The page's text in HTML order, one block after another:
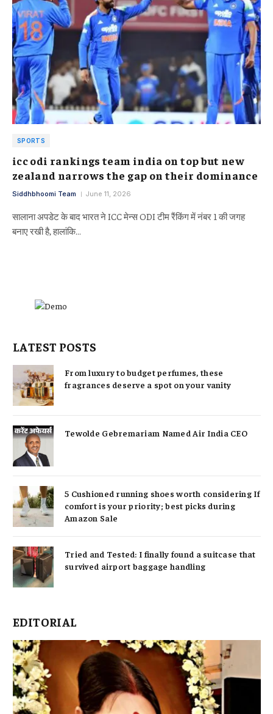
SPORTS
icc odi rankings team india on top but new
zealand narrows the gap on their dominance
Siddhbhoomi Team June 11, 2026
सालाना अपडेट के बाद भारत ने ICC मेन्स ODI टीम रैंकिंग में नंबर 1 की जगह
बनाए रखी है, हालांकि…
LATEST POSTS
From luxury to budget perfumes, these
fragrances deserve a spot on your vanity
Tewolde Gebremariam Named Air India CEO
5 Cushioned running shoes worth considering If
comfort is your priority; best picks during
Amazon Sale
Tried and Tested: I finally found a suitcase that
survived airport baggage handling
EDITORIAL